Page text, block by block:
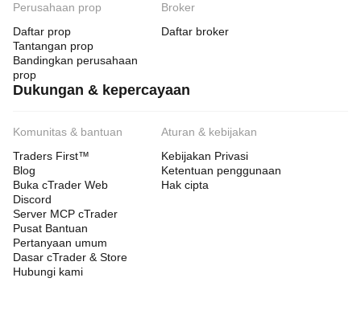
Perusahaan prop
Daftar prop
Tantangan prop
Bandingkan perusahaan
prop
Broker
Daftar broker
Dukungan & kepercayaan
Komunitas & bantuan
Traders First™
Blog
Buka cTrader Web
Discord
Server MCP cTrader
Pusat Bantuan
Pertanyaan umum
Dasar cTrader & Store
Hubungi kami
Aturan & kebijakan
Kebijakan Privasi
Ketentuan penggunaan
Hak cipta